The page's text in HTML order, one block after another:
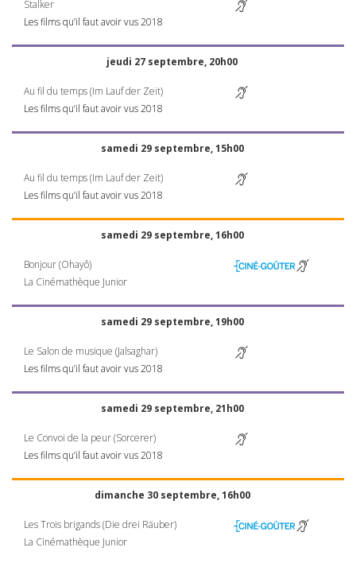
Stalker
Les films qu’il faut avoir vus 2018
jeudi 27 septembre, 20h00
Au fil du temps (Im Lauf der Zeit)
Les films qu’il faut avoir vus 2018
samedi 29 septembre, 15h00
Au fil du temps (Im Lauf der Zeit)
Les films qu’il faut avoir vus 2018
samedi 29 septembre, 16h00
Bonjour (Ohayô)
La Cinémathèque Junior
samedi 29 septembre, 19h00
Le Salon de musique (Jalsaghar)
Les films qu’il faut avoir vus 2018
samedi 29 septembre, 21h00
Le Convoi de la peur (Sorcerer)
Les films qu’il faut avoir vus 2018
dimanche 30 septembre, 16h00
Les Trois brigands (Die drei Räuber)
La Cinémathèque Junior